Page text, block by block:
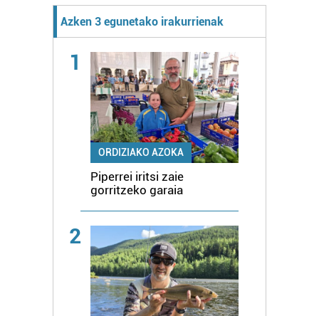
Azken 3 egunetako irakurrienak
1
ORDIZIAKO AZOKA
Piperrei iritsi zaie
gorritzeko garaia
2